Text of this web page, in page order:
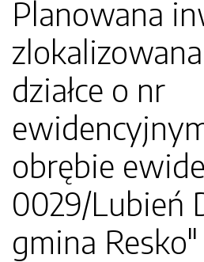
Planowana
działce o nr
obrębie
0029/Lubień
gmina Resko"